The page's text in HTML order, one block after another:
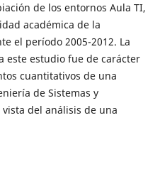
de los entornos Aula TI,
académica de la
el período 2005-2012. La
este estudio fue de carácter
cuantitativos de una
de Sistemas y
del análisis de una